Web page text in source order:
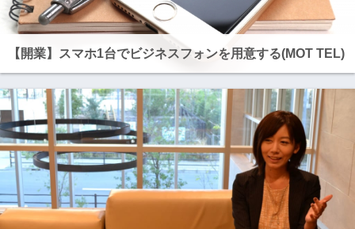
【開業】スマホ1台でビジネスフォンを用意する(MOT TEL)